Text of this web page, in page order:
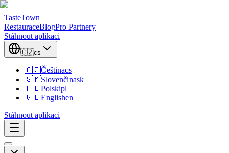
TasteTown
RestauraceBlogPro Partnery
Stáhnout aplikaci
🇨🇿cs
🇨🇿Češtinacs
🇸🇰Slovenčinask
🇵🇱Polskipl
🇬🇧Englishen
Stáhnout aplikaci